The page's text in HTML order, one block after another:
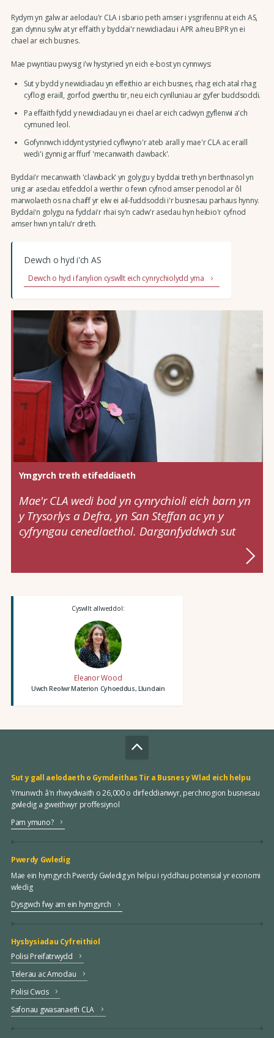
Rydym yn galw ar aelodau'r CLA i sbario peth amser i ysgrifennu at eich AS,
gan dynnu sylw at yr effaith y byddai'r newidiadau i APR a/neu BPR yn ei
chael ar eich busnes.
Mae pwyntiau pwysig i'w hystyried yn eich e-bost yn cynnwys:
Sut y bydd y newidiadau yn effeithio ar eich busnes, rhag eich atal rhag
cyflogi eraill, gorfod gwerthu tir, neu eich cynlluniau ar gyfer buddsoddi.
Pa effaith fydd y newidiadau yn ei chael ar eich cadwyn gyflenwi a'ch
cymuned leol.
Gofynnwch iddynt ystyried cyflwyno'r ateb arall y mae'r CLA ac eraill
wedi'i gynnig ar ffurf 'mecanwaith clawback'.
Byddai'r mecanwaith 'clawback' yn golygu y byddai treth yn berthnasol yn
unig ar asedau etifeddol a werthir o fewn cyfnod amser penodol ar ôl
marwolaeth os na chaiff yr elw ei ail-fuddsoddi i'r busnesau parhaus hynny.
Byddai'n golygu na fyddai'r rhai sy'n cadw'r asedau hyn heibio'r cyfnod
amser hwn yn talu'r dreth.
Dewch o hyd i'ch AS
Dewch o hyd i fanylion cyswllt eich cynrychiolydd yma
Ymgyrch treth etifeddiaeth
Mae'r CLA wedi bod yn cynrychioli eich barn yn
y Trysorlys a Defra, yn San Steffan ac yn y
cyfryngau cenedlaethol. Darganfyddwch sut
Cyswllt allweddol:
Eleanor Wood
Uwch Reolwr Materion Cyhoeddus, Llundain
Sut y gall aelodaeth o Gymdeithas Tir a Busnes y Wlad eich helpu
Ymunwch â'n rhwydwaith o 26,000 o dirfeddianwyr, perchnogion busnesau
gwledig a gweithwyr proffesiynol
Pam ymuno?
Pwerdy Gwledig
Mae ein hymgyrch Pwerdy Gwledig yn helpu i ryddhau potensial yr economi
wledig
Dysgwch fwy am ein hymgyrch
Hysbysiadau Cyfreithiol
Polisi Preifatrwydd
Telerau ac Amodau
Polisi Cwcis
Safonau gwasanaeth CLA